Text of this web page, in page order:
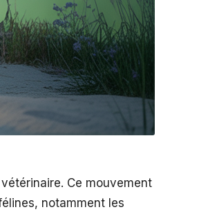
Ce mouvement
notamment les